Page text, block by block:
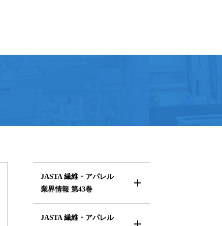
JASTA 繊維・アパレル
業界情報 第43巻
JASTA 繊維・アパレル